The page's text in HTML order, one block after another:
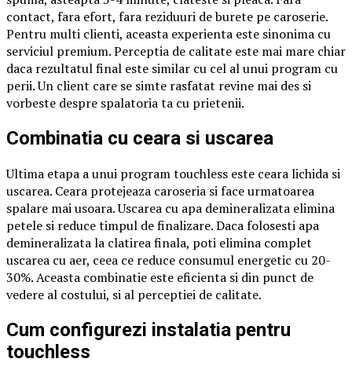
contact, fara efort, fara reziduuri de burete pe caroserie.
Pentru multi clienti, aceasta experienta este sinonima cu
serviciul premium. Perceptia de calitate este mai mare chiar
daca rezultatul final este similar cu cel al unui program cu
perii. Un client care se simte rasfatat revine mai des si
vorbeste despre spalatoria ta cu prietenii.
Combinatia cu ceara si uscarea
Ultima etapa a unui program touchless este ceara lichida si
uscarea. Ceara protejeaza caroseria si face urmatoarea
spalare mai usoara. Uscarea cu apa demineralizata elimina
petele si reduce timpul de finalizare. Daca folosesti apa
demineralizata la clatirea finala, poti elimina complet
uscarea cu aer, ceea ce reduce consumul energetic cu 20-
30%. Aceasta combinatie este eficienta si din punct de
vedere al costului, si al perceptiei de calitate.
Cum configurezi instalatia pentru
touchless